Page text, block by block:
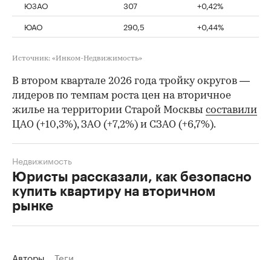
ЮЗАО
307
+0,42%
ЮАО
290,5 +0,44%
Источник: «Инком-Недвижимость»
В втором квартале 2026 года тройку округов —
лидеров по темпам роста цен на вторичное
жилье на территории Старой Москвы составили
ЦАО (+10,3%), ЗАО (+7,2%) и СЗАО (+6,7%).
Юристы рассказали, как безопасно
купить квартиру на вторичном
рынке
Недвижимость
Авторы Теги